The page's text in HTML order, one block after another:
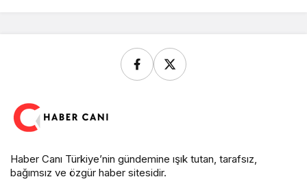
Haber Canı Türkiye’nin gündemine ışık tutan, tarafsız,
bağımsız ve özgür haber sitesidir.